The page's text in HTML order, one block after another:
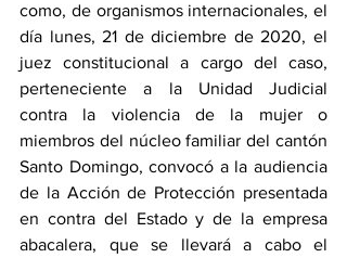
como, de organismos internacionales, el
día lunes, 21 de diciembre de 2020, el
juez constitucional a cargo del caso,
perteneciente a la Unidad Judicial
contra la violencia de la mujer o
miembros del núcleo familiar del cantón
Santo Domingo, convocó a la audiencia
de la Acción de Protección presentada
en contra del Estado y de la empresa
abacalera, que se llevará a cabo el